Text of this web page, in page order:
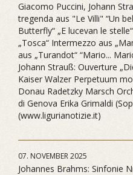
Giacomo Puccini, Johann
tregenda aus "Le Villi" “Un
Butterfly“ „E lucevan le
„Tosca“ Intermezzo aus
aus „Turandot“ “Mario...
Johann Strauß: Ouverture
Kaiser Walzer Perpetuum
Donau Radetzky Marsch
di Genova Erika Grimaldi
(www.ligurianotizie.it)
07. NOVEMBER 2025
Johannes Brahms: Sinfonie